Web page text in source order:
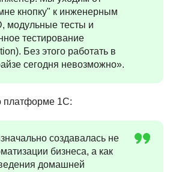
кнопку" к инженерным
модульные тесты и
тестирование
Без этого работать в
сегодня невозможно».
платформе 1С:
создавалась не
бизнеса, а как
домашней